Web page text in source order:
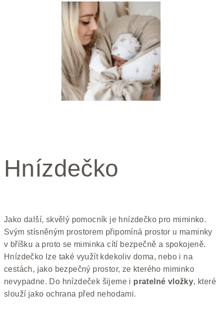
Hnízdečko
Jako další, skvělý pomocník je hnízdečko pro miminko.
Svým stísněným prostorem připomíná prostor u maminky
v bříšku a proto se miminka cítí bezpečně a spokojeně.
Hnízdečko lze také využít kdekoliv doma, nebo i na
cestách, jako bezpečný prostor, ze kterého miminko
nevypadne. Do hnízdeček šijeme i pratelné vložky, které
slouží jako ochrana před nehodami.